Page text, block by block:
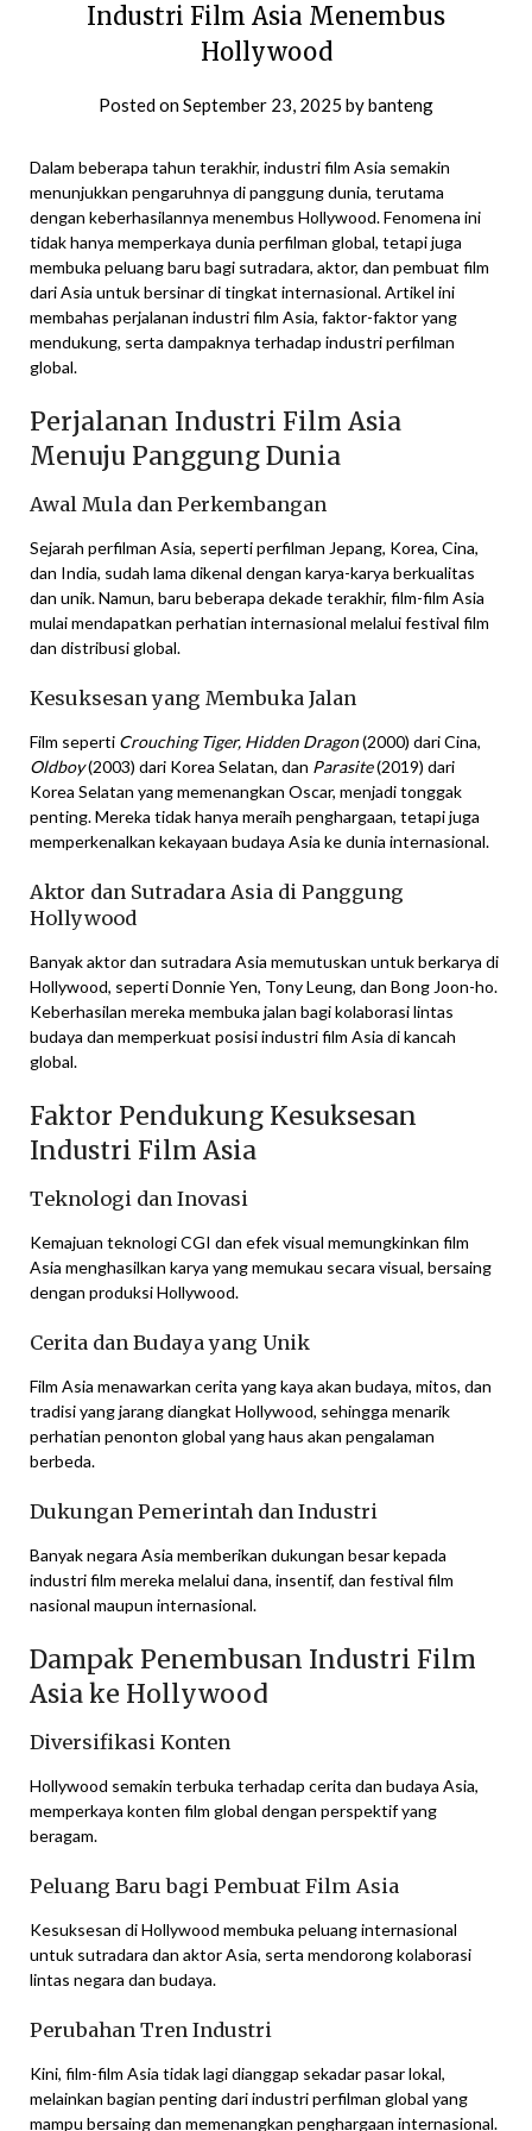
Industri Film Asia Menembus
Hollywood
Posted onSeptember 23, 2025 bybanteng
Dalam beberapa tahun terakhir, industri film Asia semakin
menunjukkan pengaruhnya di panggung dunia, terutama
dengan keberhasilannya menembus Hollywood. Fenomena ini
tidak hanya memperkaya dunia perfilman global, tetapi juga
membuka peluang baru bagi sutradara, aktor, dan pembuat film
dari Asia untuk bersinar di tingkat internasional. Artikel ini
membahas perjalanan industri film Asia, faktor-faktor yang
mendukung, serta dampaknya terhadap industri perfilman
global.
Perjalanan Industri Film Asia
Menuju Panggung Dunia
Awal Mula dan Perkembangan
Sejarah perfilman Asia, seperti perfilman Jepang, Korea, Cina,
dan India, sudah lama dikenal dengan karya-karya berkualitas
dan unik. Namun, baru beberapa dekade terakhir, film-film Asia
mulai mendapatkan perhatian internasional melalui festival film
dan distribusi global.
Kesuksesan yang Membuka Jalan
Film seperti Crouching Tiger, Hidden Dragon(2000) dari Cina,
Oldboy(2003) dari Korea Selatan, dan Parasite(2019) dari
Korea Selatan yang memenangkan Oscar, menjadi tonggak
penting. Mereka tidak hanya meraih penghargaan, tetapi juga
memperkenalkan kekayaan budaya Asia ke dunia internasional.
Aktor dan Sutradara Asia di Panggung
Hollywood
Banyak aktor dan sutradara Asia memutuskan untuk berkarya di
Hollywood, seperti Donnie Yen, Tony Leung, dan Bong Joon-ho.
Keberhasilan mereka membuka jalan bagi kolaborasi lintas
budaya dan memperkuat posisi industri film Asia di kancah
global.
Faktor Pendukung Kesuksesan
Industri Film Asia
Teknologi dan Inovasi
Kemajuan teknologi CGI dan efek visual memungkinkan film
Asia menghasilkan karya yang memukau secara visual, bersaing
dengan produksi Hollywood.
Cerita dan Budaya yang Unik
Film Asia menawarkan cerita yang kaya akan budaya, mitos, dan
tradisi yang jarang diangkat Hollywood, sehingga menarik
perhatian penonton global yang haus akan pengalaman
berbeda.
Dukungan Pemerintah dan Industri
Banyak negara Asia memberikan dukungan besar kepada
industri film mereka melalui dana, insentif, dan festival film
nasional maupun internasional.
Dampak Penembusan Industri Film
Asia ke Hollywood
Diversifikasi Konten
Hollywood semakin terbuka terhadap cerita dan budaya Asia,
memperkaya konten film global dengan perspektif yang
beragam.
Peluang Baru bagi Pembuat Film Asia
Kesuksesan di Hollywood membuka peluang internasional
untuk sutradara dan aktor Asia, serta mendorong kolaborasi
lintas negara dan budaya.
Perubahan Tren Industri
Kini, film-film Asia tidak lagi dianggap sekadar pasar lokal,
melainkan bagian penting dari industri perfilman global yang
mampu bersaing dan memenangkan penghargaan internasional.